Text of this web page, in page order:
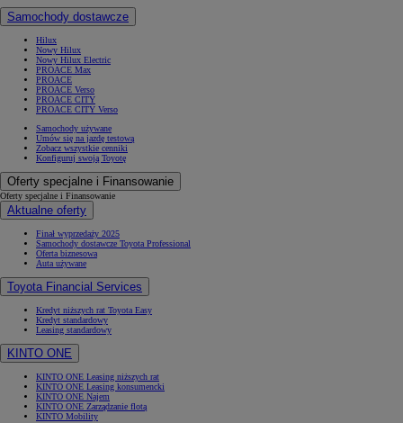
Samochody dostawcze
Hilux
Nowy Hilux
Nowy Hilux Electric
PROACE Max
PROACE
PROACE Verso
PROACE CITY
PROACE CITY Verso
Samochody używane
Umów się na jazdę testową
Zobacz wszystkie cenniki
Konfiguruj swoją Toyotę
Oferty specjalne i Finansowanie
Oferty specjalne i Finansowanie
Aktualne oferty
Finał wyprzedaży 2025
Samochody dostawcze Toyota Professional
Oferta biznesowa
Auta używane
Toyota Financial Services
Kredyt niższych rat Toyota Easy
Kredyt standardowy
Leasing standardowy
KINTO ONE
KINTO ONE Leasing niższych rat
KINTO ONE Leasing konsumencki
KINTO ONE Najem
KINTO ONE Zarządzanie flotą
KINTO Mobility